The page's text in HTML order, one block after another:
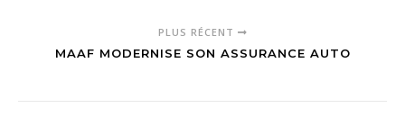
PLUS RÉCENT
MAAF MODERNISE SON ASSURANCE AUTO